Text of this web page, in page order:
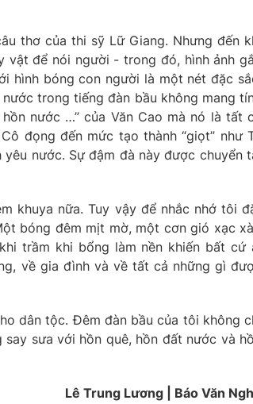
thơ của thi sỹ Lữ Giang. Nhưng đến
để nói người - trong đó, hình ảnh
hình bóng con người là một nét đặc
trong tiếng đàn bầu không mang
nước …” của Văn Cao mà nó là tất
đọng đến mức tạo thành “giọt” như
nước. Sự đậm đà này được chuyển
khuya nữa. Tuy vậy để nhắc nhớ tôi
bóng đêm mịt mờ, một cơn gió xạc
trầm khi bổng làm nền khiến bất cứ
về gia đình và về tất cả những gì
dân tộc. Đêm đàn bầu của tôi không
sưa với hồn quê, hồn đất nước và
Lê Trung Lương | Báo Văn